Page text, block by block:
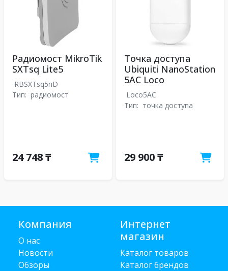
Радиомост MikroTik
SXTsq Lite5
RBSXTsq5nD
Тип: радиомост
24 748 ₸
Точка доступа
Ubiquiti NanoStation
5AC Loco
Loco5AC
Тип: точка доступа
29 900 ₸
Компания
О нас
Новости
Обзоры
Интернет
магазин
Каталог товаров
Каталог брендов